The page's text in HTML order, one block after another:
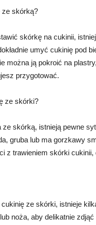
ze skórką?
skórkę na cukinii,
umyć cukinię pod
można ją pokroić na
przygotować.
ze skórki?
skórką, istnieją pewne
gruba lub ma gorzkawy
z trawieniem skórki
ze skórki, istnieje
noża, aby delikatnie